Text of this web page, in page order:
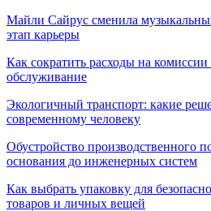
Майли Сайрус сменила
этап карьеры
Как сократить расходы на комиссии
обслуживание
Экологичный транспорт: какие
современному человеку
Обустройство производственного
основания до инженерных систем
Как выбрать упаковку для
товаров и личных вещей